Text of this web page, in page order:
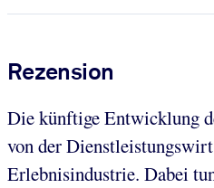
Rezension
Die künftige Entwicklung
von der
Erlebnisindustrie. Dabei